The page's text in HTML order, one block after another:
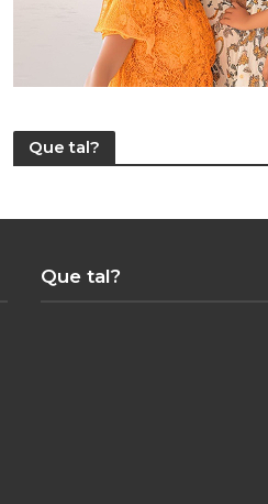
Que tal?
Que tal?